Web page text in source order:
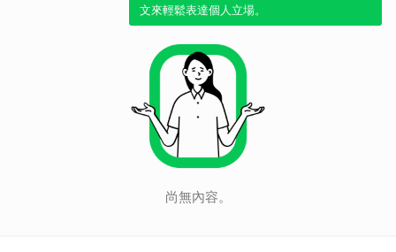
文來輕鬆表達個人立場。
尚無內容。